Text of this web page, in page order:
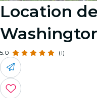
Location
5.0 (1)